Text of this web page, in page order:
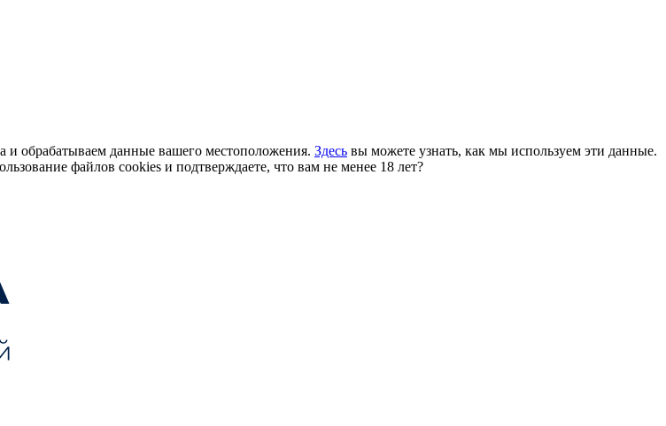
и обрабатываем данные вашего местоположения. Здесь вы можете узнать, как мы используем эти данные.
файлов cookies и подтверждаете, что вам не менее 18 лет?